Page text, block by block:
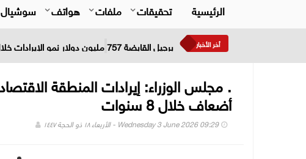
الرئيسية تحقيقات ملفات هواتف سوشيال
أخر الأخبار برجيل القابضة 757 مليون دولار نمو الإيرادات خلال النصف الأول من عام 2026
أضعاف خلال 8 سنوات
Wednesday 3 June 2026 09:29 - الأربعاء ١٨ ذو الحجة ١٤٤٧